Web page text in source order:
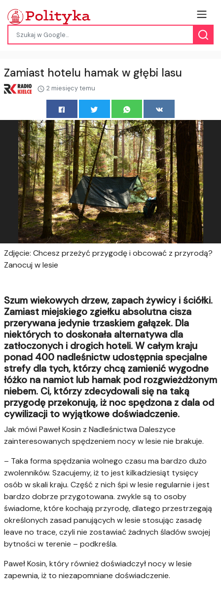
Zamiast hotelu hamak w głębi lasu
2 miesięcy temu
Zdjęcie: Chcesz przeżyć przygodę i obcować z przyrodą?
Zanocuj w lesie
Szum wiekowych drzew, zapach żywicy i ściółki.
Zamiast miejskiego zgiełku absolutna cisza
przerywana jedynie trzaskiem gałązek. Dla
niektórych to doskonała alternatywa dla
zatłoczonych i drogich hoteli. W całym kraju
ponad 400 nadleśnictw udostępnia specjalne
strefy dla tych, którzy chcą zamienić wygodne
łóżko na namiot lub hamak pod rozgwieżdżonym
niebem. Ci, którzy zdecydowali się na taką
przygodę przekonują, iż noc spędzona z dala od
cywilizacji to wyjątkowe doświadczenie.
Jak mówi Paweł Kosin z Nadleśnictwa Daleszyce
zainteresowanych spędzeniem nocy w lesie nie brakuje.
– Taka forma spędzania wolnego czasu ma bardzo dużo
zwolenników. Szacujemy, iż to jest kilkadziesiąt tysięcy
osób w skali kraju. Część z nich śpi w lesie regularnie i jest
bardzo dobrze przygotowana. zwykle są to osoby
świadome, które kochają przyrodę, dlatego przestrzegają
określonych zasad panujących w lesie stosując zasadę
leave no trace, czyli nie zostawiać żadnych śladów swojej
bytności w terenie – podkreśla.
Paweł Kosin, który również doświadczył nocy w lesie
zapewnia, iż to niezapomniane doświadczenie.